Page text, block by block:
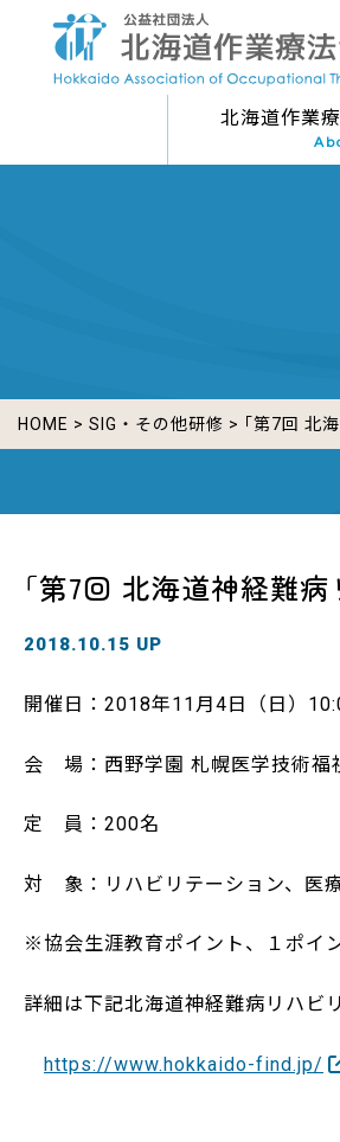
北海道作業
HOME > SIG・その他研修 > ｢第7回 北
｢第7回 北海道神経難
2018.10.15 UP
開催日：2018年11月4日（日）
会 場：西野学園 札幌医学技術福
定 員：200名
対 象：リハビリテーション、医
※協会生涯教育ポイント、１ポイ
詳細は下記北海道神経難病リハビ
https://www.hokkaido-find.jp/